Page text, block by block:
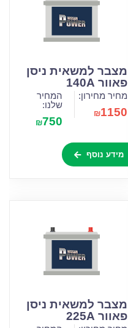
מצבר למשאית ניסן
פאוור 140A
מחיר מחירון:
₪1150
המחיר
שלנו:
₪750
מידע נוסף
מצבר למשאית ניסן
פאוור 225A